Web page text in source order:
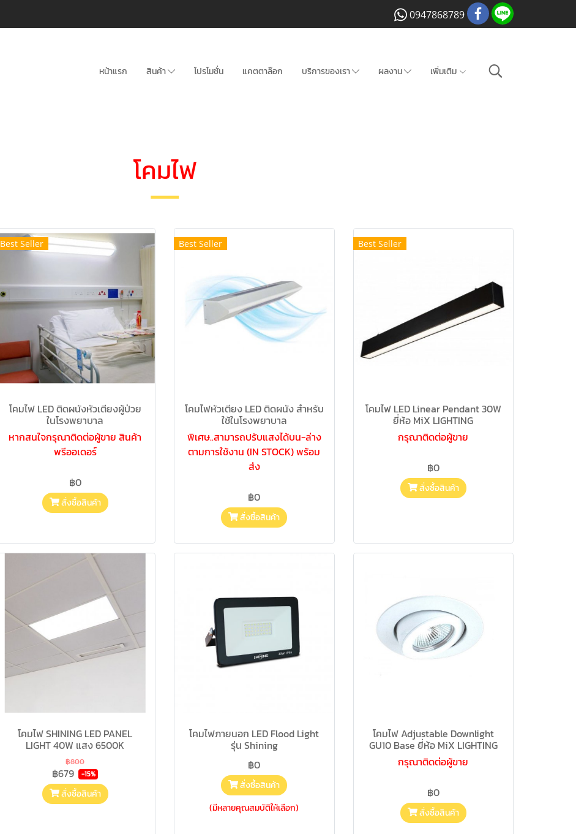
0947868789
หน้าแรก สินค้า โปรโมชั่น แคตตาล๊อก บริการของเรา ผลงาน เพิ่มเติม
โคมไฟ
Best Seller
โคมไฟ LED ติดผนังหัวเตียงผู้ป่วย
ในโรงพยาบาล
หากสนใจกรุณาติดต่อผู้ขาย สินค้า
พรีออเดอร์
฿0
สั่งซื้อสินค้า
Best Seller
โคมไฟหัวเตียง LED ติดผนัง สำหรับ
ใช้ในโรงพยาบาล
พิเศษ..สามารถปรับแสงได้บน-ล่าง
ตามการใช้งาน (IN STOCK) พร้อม
ส่ง
฿0
สั่งซื้อสินค้า
Best Seller
โคมไฟ LED Linear Pendant 30W
ยี่ห้อ MiX LIGHTING
กรุณาติดต่อผู้ขาย
฿0
สั่งซื้อสินค้า
โคมไฟ SHINING LED PANEL
LIGHT 40W แสง 6500K
฿800
฿679 -15%
สั่งซื้อสินค้า
โคมไฟภายนอก LED Flood Light
รุ่น Shining
฿0
สั่งซื้อสินค้า
(มีหลายคุณสมบัติให้เลือก)
โคมไฟ Adjustable Downlight
GU10 Base ยี่ห้อ MiX LIGHTING
กรุณาติดต่อผู้ขาย
฿0
สั่งซื้อสินค้า